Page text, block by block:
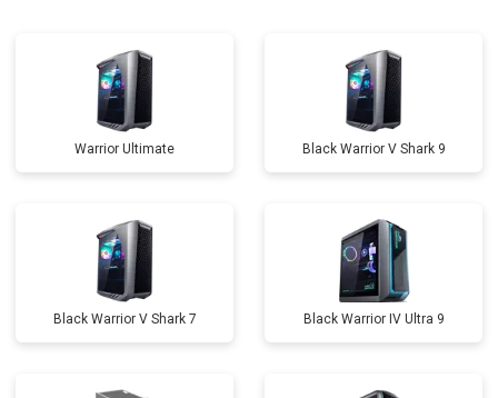
Warrior Ultimate Black Warrior V Shark 9
Black Warrior V Shark 7 Black Warrior IV Ultra 9